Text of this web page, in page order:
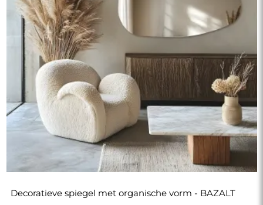
Decoratieve spiegel met organische vorm - BAZALT